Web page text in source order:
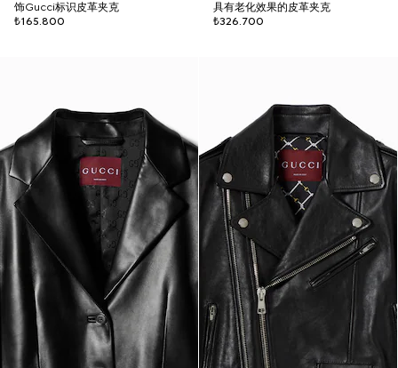
饰Gucci标识皮革夹克
₺165.800
具有老化效果的皮革夹克
₺326.700